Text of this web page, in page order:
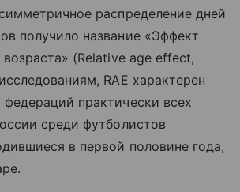
распределение дней
получило название «Эффект
возраста» (Relative age effect,
RAE характерен
практически всех
среди футболистов
в первой половине года,